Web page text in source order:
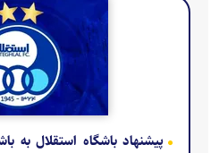
پیشنهاد باشگاه استقلال به